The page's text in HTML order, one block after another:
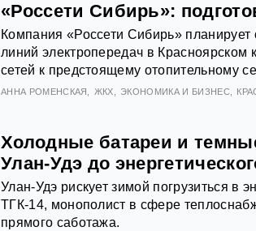
«Россети Сибирь»:
Компания «Россети Сибирь»
линий электропередач в Красноярском
сетей к предстоящему отопительному
АННА РОМЕНСКАЯ ЖКХ ЭКОНОМИКА И БИЗНЕС
Холодные батареи и
Улан-Удэ до
Улан-Удэ рискует зимой погрузиться в
ТГК-14, монополист в сфере
прямого саботажа.